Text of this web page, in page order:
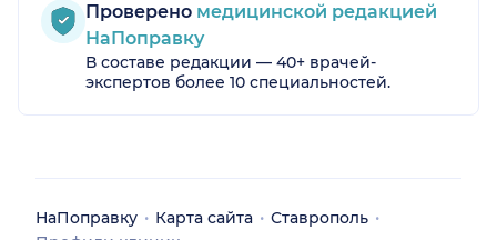
Проверено медицинской редакцией
НаПоправку
В составе редакции — 40+ врачей-
экспертов более 10 специальностей.
НаПоправку Карта сайта
Ставрополь